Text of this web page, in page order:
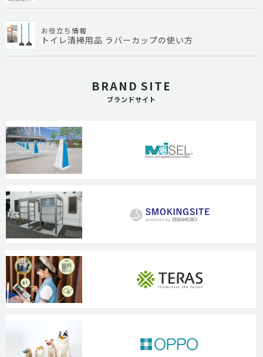
お役立ち情報
トイレ清掃用品 ラバーカップの使い方
BRAND SITE
ブランドサイト